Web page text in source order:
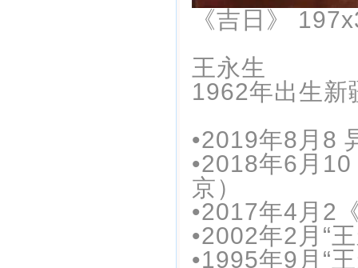
《吉日》
王永生
1962年出生新
•2019年8月8
•2018年6月
京）
•2017年4月2
•2002年2月“
•1995年9月“